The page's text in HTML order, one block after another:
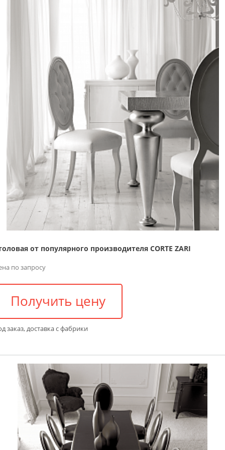
от популярного производителя CORTE ZARI
по запросу
Получить цену
заказ, доставка с фабрики